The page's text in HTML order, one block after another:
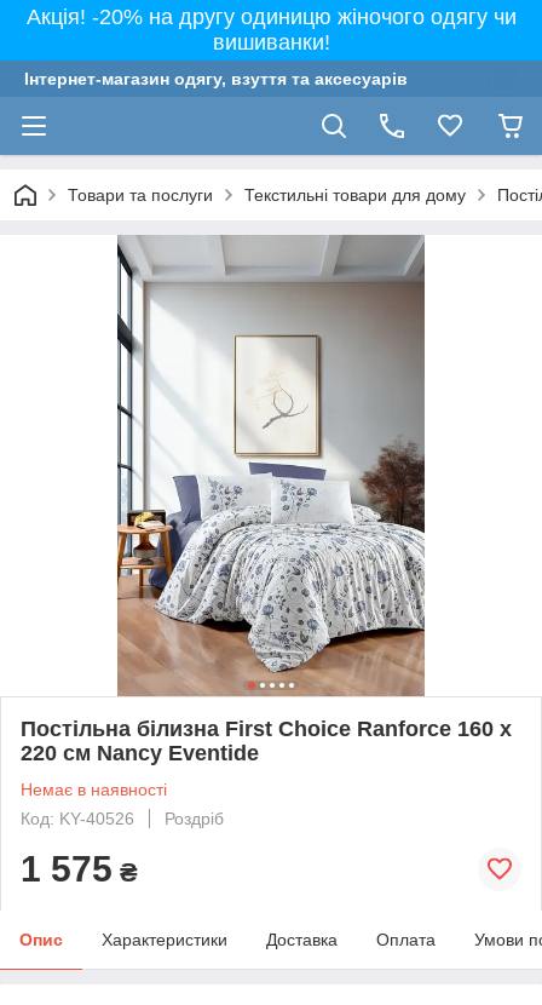
Акція! -20% на другу одиницю жіночого одягу чи
вишиванки!
Інтернет-магазин одягу, взуття та аксесуарів
Товари та послуги Текстильні товари для дому
Постільна білизна First Choice Ranforce 160 х
220 см Nancy Eventide
Немає в наявності
Код: KY-40526
Роздріб
1 575 ₴
Опис Характеристики Доставка Оплата Умови